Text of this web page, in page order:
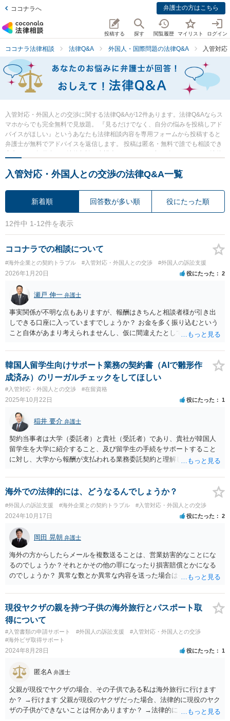
ココナラへ 弁護士の方はこちら
投稿する 探す 閲覧履歴 マイリスト ログイン
ココナラ法律相談 法律Q&A 外国人・国際問題の法律Q&A 入管対応
入管対応・外国人との交渉に関する法律Q&Aが12件あります。法律Q&Aならス
マホからでも完全無料で見放題。 『見るだけでなく、自分の悩みを投稿しアド
バイスがほしい』というあなたも法律相談内容を専用フォームから投稿すると
弁護士が無料でアドバイスを返信します。 投稿は匿名・無料で誰でも相談でき
安心です。毎日多くの法律相談に弁護士がアドバイス中。 今すぐあなたの法律
ょう。
入管対応・外国人との交渉の法律Q&A一覧
新着順 回答数が多い順 役にたった順
12件中 1-12件を表示
ココナラでの相談について
#海外企業との契約トラブル #入管対応・外国人との交渉 #外国人の訴訟支援
2026年1月20日 役にたった 2
瀬戸 伸一 弁護士
事実関係が不明な点もありますが、報酬はきちんと相談者様が引き出
しできる口座に入っていますでしょうか？ お金を多く振り込むという
こと自体があまり考えられませんし、仮に間違えたとしても、海外の
で、paypayを使うというのは、話として怪しい感じがします。 絶対に
損のないように行動されるとよいと思われます。
韓国人留学生向けサポート業務の契約書（AIで雛形作
成済み）のリーガルチェックをしてほしい
#入管対応・外国人との交渉 #在留資格
2025年10月22日 役にたった 1
稲井 要介 弁護士
契約当事者は大学（委託者）と貴社（受託者）であり、貴社が韓国人
留学生を大学に紹介すること、及び留学生の手続をサポートすること
に対し、大学から報酬が支払われる業務委託契約と理解しました。 留
き、契約書の作成・チェックを多く行った経験があります。
海外での法律的には、どうなるんでしょうか？
#外国人の訴訟支援 #海外企業との契約トラブル #入管対応・外国人との交渉
2024年10月17日 役にたった 2
岡田 晃朝 弁護士
海外の方からしたらメールを複数送ることは、営業妨害的なことにな
るのでしょうか？それとかその他の罪になったり損害賠償とかになる
のでしょうか？ 異常な数とか異常な内容を送った場合はそういうこと
ませんが、日本ではそうです。 しかし、現実には、あまりないかとは
思います。 お礼を送ったなら、もう伝っているでしょうから、今後
は、止めておけばよいでしょう。
現役ヤクザの親を持つ子供の海外旅行とパスポート取
得について
#入管書類の申請サポート #外国人の訴訟支援
#入管対応・外国人との交渉
#海外ビザ取得サポート
2024年8月28日 役にたった 1
匿名A 弁護士
父親が現役でヤクザの場合、その子供である私は海外旅行に行けます
か？ →行けます 父親が現役のヤクザだった場合、法律的に現役のヤク
ザの子供ができないことは何かありますか？ →法律的に、ということ